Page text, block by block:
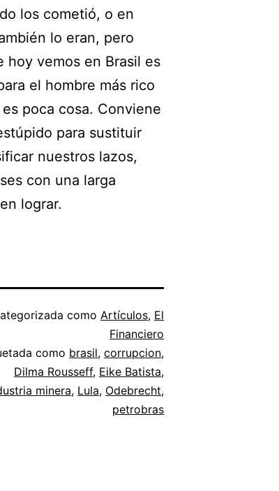
los cometió, o en
lo eran, pero
hoy vemos en Brasil es
el hombre más rico
poca cosa. Conviene
para sustituir
nuestros lazos,
con una larga
lograr.
como Artículos, El
Financiero
como brasil, corrupcion,
Dilma Rousseff, Eike Batista,
minera, Lula, Odebrecht,
petrobras